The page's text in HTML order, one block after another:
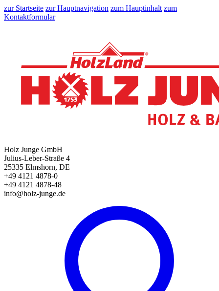
zur Startseite zur Hauptnavigation zum Hauptinhalt zum
Kontaktformular
Holz Junge GmbH
Julius-Leber-Straße 4
25335 Elmshorn, DE
+49 4121 4878-0
+49 4121 4878-48
info@holz-junge.de